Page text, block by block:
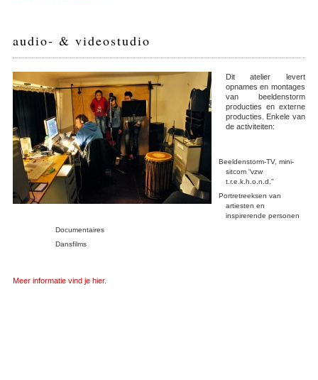
audio- & videostudio
Dit atelier levert
opnames en montages
van beeldenstorm
producties en externe
producties. Enkele van
de activiteiten:
Beeldenstorm-TV, mini-
sitcom “vzw
t.r.e.k.h.o.n.d.”
Portretreeksen van
artiesten en
inspirerende personen
Documentaires
Dansfilms
Meer informatie vind je hier.